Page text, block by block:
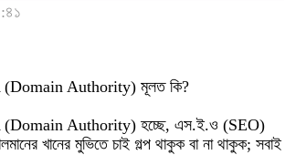
(Domain Authority) মূলত কি?
(Domain Authority) হচ্ছে, এস.ই.ও (SEO)
খানের মুভিতে চাই গল্প থাকুক বা না থাকুক; সবাই